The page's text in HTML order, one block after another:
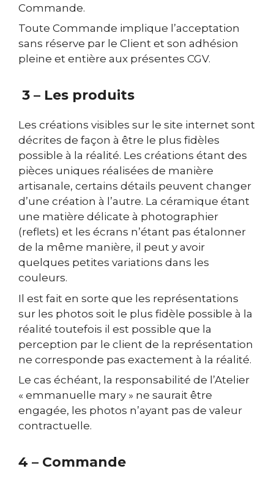
Commande.
Toute Commande implique l’acceptation
sans réserve par le Client et son adhésion
pleine et entière aux présentes CGV.
3 – Les produits
Les créations visibles sur le site internet sont
décrites de façon à être le plus fidèles
possible à la réalité. Les créations étant des
pièces uniques réalisées de manière
artisanale, certains détails peuvent changer
d’une création à l’autre. La céramique étant
une matière délicate à photographier
(reflets) et les écrans n’étant pas étalonner
de la même manière, il peut y avoir
quelques petites variations dans les
couleurs.
Il est fait en sorte que les représentations
sur les photos soit le plus fidèle possible à la
réalité toutefois il est possible que la
perception par le client de la représentation
ne corresponde pas exactement à la réalité.
Le cas échéant, la responsabilité de l’Atelier
« emmanuelle mary » ne saurait être
engagée, les photos n’ayant pas de valeur
contractuelle.
4 – Commande